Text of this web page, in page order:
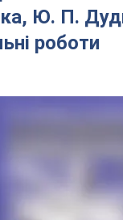
Ю. П.
роботи